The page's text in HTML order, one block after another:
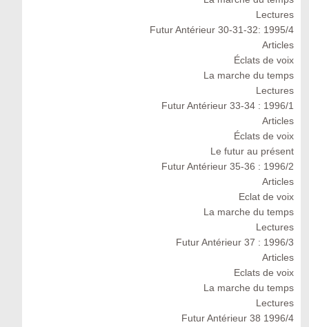
Lectures
Futur Antérieur 30-31-32: 1995/4
Articles
Éclats de voix
La marche du temps
Lectures
Futur Antérieur 33-34 : 1996/1
Articles
Éclats de voix
Le futur au présent
Futur Antérieur 35-36 : 1996/2
Articles
Eclat de voix
La marche du temps
Lectures
Futur Antérieur 37 : 1996/3
Articles
Eclats de voix
La marche du temps
Lectures
Futur Antérieur 38 1996/4